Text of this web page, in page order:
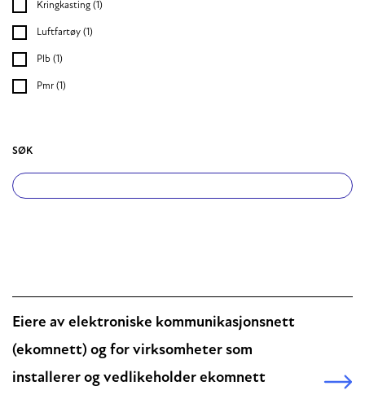
Kringkasting (1)
Luftfartøy (1)
Plb (1)
Pmr (1)
SØK
Søk
Eiere av elektroniske kommunikasjonsnett
(ekomnett) og for virksomheter som
installerer og vedlikeholder ekomnett